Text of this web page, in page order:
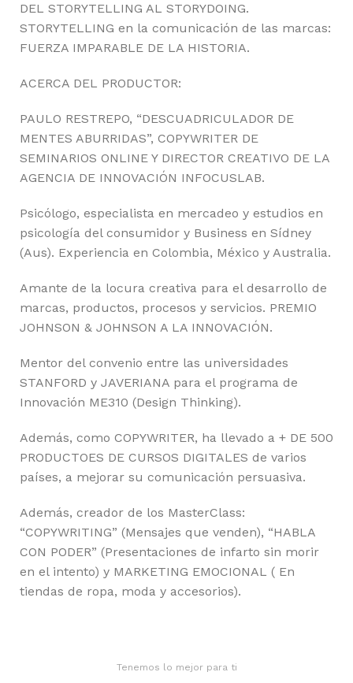
DEL STORYTELLING AL STORYDOING.
STORYTELLING en la comunicación de las marcas:
FUERZA IMPARABLE DE LA HISTORIA.
ACERCA DEL PRODUCTOR:
PAULO RESTREPO, “DESCUADRICULADOR DE
MENTES ABURRIDAS”, COPYWRITER DE
SEMINARIOS ONLINE Y DIRECTOR CREATIVO DE LA
AGENCIA DE INNOVACIÓN INFOCUSLAB.
Psicólogo, especialista en mercadeo y estudios en
psicología del consumidor y Business en Sídney
(Aus). Experiencia en Colombia, México y Australia.
Amante de la locura creativa para el desarrollo de
marcas, productos, procesos y servicios. PREMIO
JOHNSON & JOHNSON A LA INNOVACIÓN.
Mentor del convenio entre las universidades
STANFORD y JAVERIANA para el programa de
Innovación ME310 (Design Thinking).
Además, como COPYWRITER, ha llevado a + DE 500
PRODUCTOES DE CURSOS DIGITALES de varios
países, a mejorar su comunicación persuasiva.
Además, creador de los MasterClass:
“COPYWRITING” (Mensajes que venden), “HABLA
CON PODER” (Presentaciones de infarto sin morir
en el intento) y MARKETING EMOCIONAL ( En
tiendas de ropa, moda y accesorios).
Tenemos lo mejor para ti